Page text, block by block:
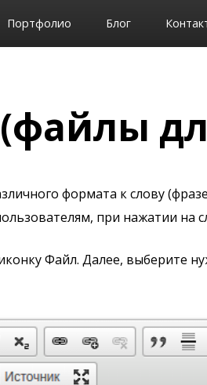
Портфолио Блог
формата к слову
при нажатии
Файл. Далее, выберите